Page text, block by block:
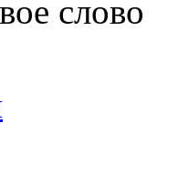
слово